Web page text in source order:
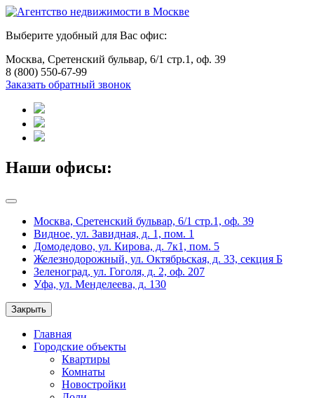
Выберите удобный для Вас офис:
Москва, Сретенский бульвар, 6/1 стр.1, оф. 39
8 (800) 550-67-99
Заказать обратный звонок
Наши офисы:
Москва, Сретенский бульвар, 6/1 стр.1, оф. 39
Видное, ул. Завидная, д. 1, пом. 1
Домодедово, ул. Кирова, д. 7к1, пом. 5
Железнодорожный, ул. Октябрьская, д. 33, секция Б
Зеленоград, ул. Гоголя, д. 2, оф. 207
Уфа, ул. Менделеева, д. 130
Закрыть
Главная
Городские объекты
Квартиры
Комнаты
Новостройки